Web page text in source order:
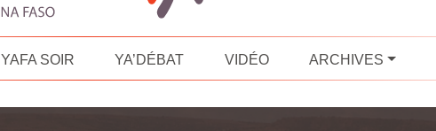
YAFA SOIR YA’DÉBAT VIDÉO ARCHIVES